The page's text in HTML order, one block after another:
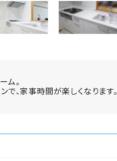
ム。
、家事時間が楽しくなります。